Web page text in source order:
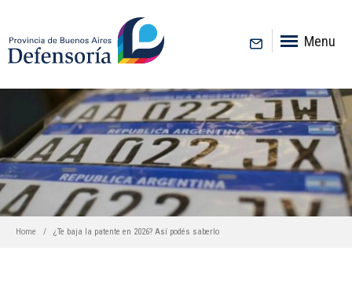
Menu
Home ¿Te baja la patente en 2026? Así podés saberlo